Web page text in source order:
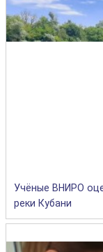
Учёные ВНИРО
реки Кубани